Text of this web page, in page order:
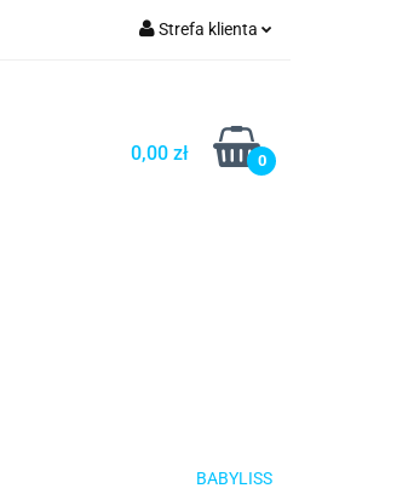
Strefa klienta
Zarejestruj się
Dodaj zgłoszenie
0,00 zł 0
BABYLISS